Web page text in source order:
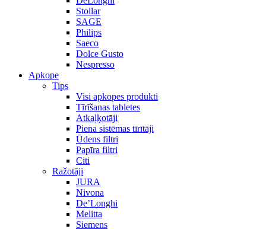
Stollar
SAGE
Philips
Saeco
Dolce Gusto
Nespresso
Apkope
Tips
Visi apkopes produkti
Tīrīšanas tabletes
Atkaļķotāji
Piena sistēmas tīrītāji
Ūdens filtri
Papīra filtri
Citi
Ražotāji
JURA
Nivona
De’Longhi
Melitta
Siemens